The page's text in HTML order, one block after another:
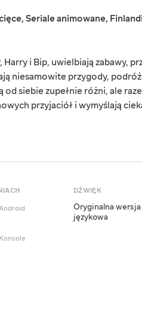
, Seriale animowane,
Harry i Bip, uwielbiają zabawy,
niesamowite przygody,
siebie zupełnie różni, ale
przyjaciół i wymyślają
Konsole
DŹWIĘK
Oryginalna wersja
językowa